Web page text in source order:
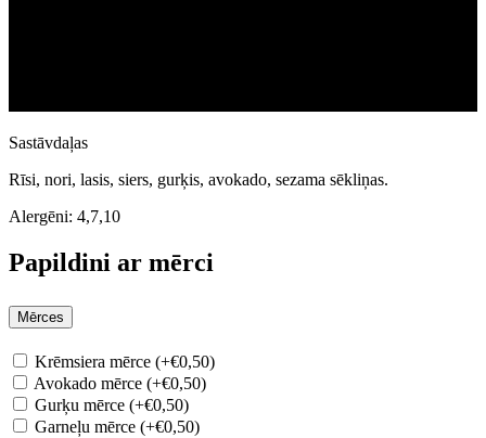
Sastāvdaļas
Rīsi, nori, lasis, siers, gurķis, avokado, sezama sēkliņas.
Alergēni: 4,7,10
Papildini ar mērci
Mērces
Krēmsiera mērce (+€0,50)
Avokado mērce (+€0,50)
Gurķu mērce (+€0,50)
Garneļu mērce (+€0,50)